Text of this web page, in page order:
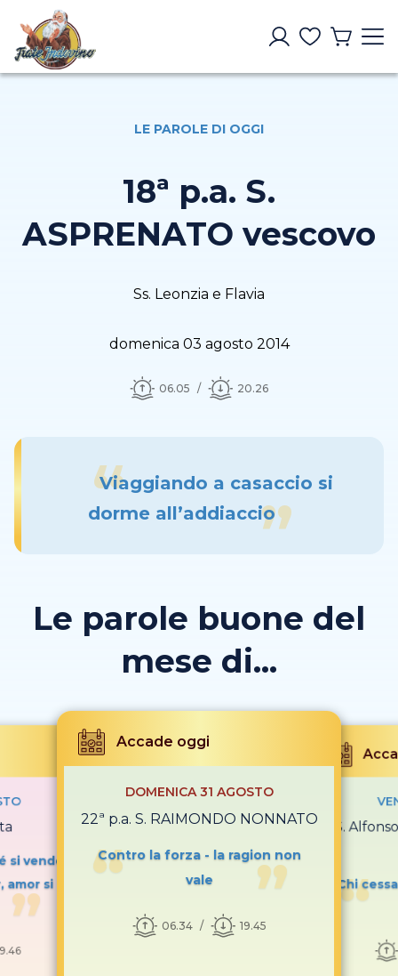
LE PAROLE DI OGGI
18ª p.a. S.
ASPRENATO vescovo
Ss. Leonzia e Flavia
domenica 03 agosto 2014
06.05 20.26
Viaggiando a casaccio si
dorme all’addiaccio
Le parole buone del
mese di...
si vende
amor si
Accade oggi
DOMENICA 31 AGOSTO
22ª p.a. S. RAIMONDO NONNATO
Contro la forza - la ragion non
vale
06.34 19.45
S.
Chi